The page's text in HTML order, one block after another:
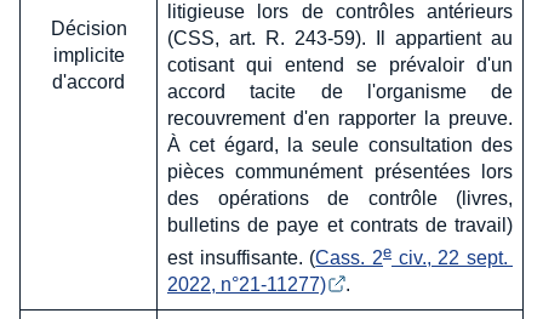
Décision
implicite
d'accord
litigieuse lors de contrôles antérieurs
(CSS, art. R. 243-59). Il appartient au
cotisant qui entend se prévaloir d'un
accord tacite de l'organisme de
recouvrement d'en rapporter la preuve.
À cet égard, la seule consultation des
pièces communément présentées lors
des opérations de contrôle (livres,
bulletins de paye et contrats de travail)
est insuffisante. (Cass. 2e civ., 22 sept.
2022, n°21-11277)
.